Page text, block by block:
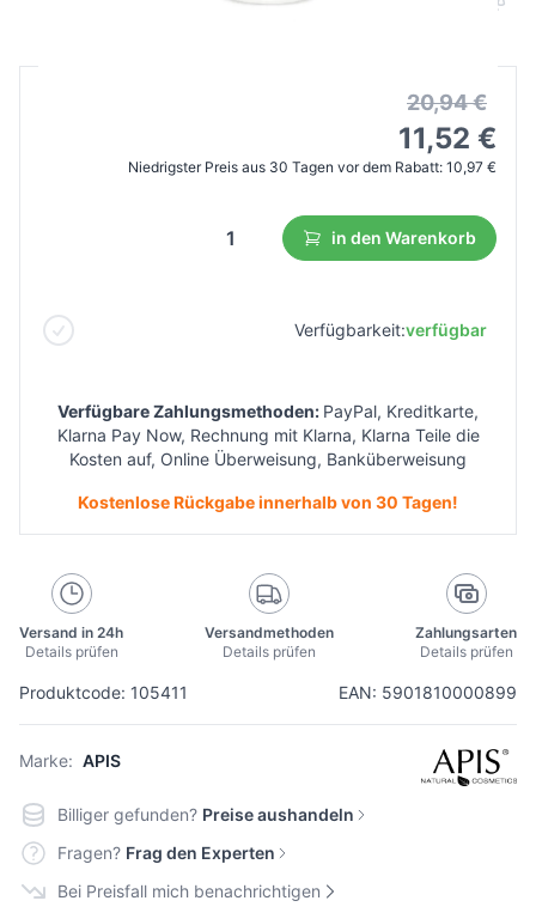
Produktcode: 105411 EAN: 5901810000899
Marke: APIS
20,94 €
11,52 €
Niedrigster Preis aus 30 Tagen vor dem Rabatt: 10,97 €
in den Warenkorb
Verfügbarkeit:verfügbar
Verfügbare Zahlungsmethoden: PayPal, Kreditkarte,
Klarna Pay Now, Rechnung mit Klarna, Klarna Teile die
Kosten auf, Online Überweisung, Banküberweisung
Kostenlose Rückgabe innerhalb von 30 Tagen!
Versand in 24h
Details prüfen
Versandmethoden
Details prüfen
Zahlungsarten
Details prüfen
Billiger gefunden? Preise aushandeln
Fragen? Frag den Experten
Bei Preisfall mich benachrichtigen